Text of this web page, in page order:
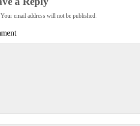
Your email address will not be published.